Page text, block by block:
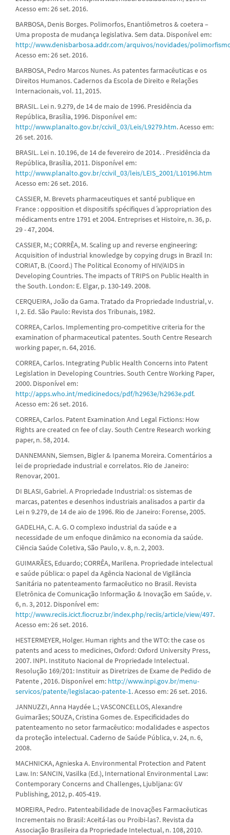
Acesso em: 26 set. 2016.
BARBOSA, Denis Borges. Polimorfos, Enantiômetros & coetera –
Uma proposta de mudança legislativa. Sem data. Disponível em:
http://www.denisbarbosa.addr.com/arquivos/novidades/
Acesso em: 26 set. 2016.
BARBOSA, Pedro Marcos Nunes. As patentes farmacêuticas e os
Direitos Humanos. Cadernos da Escola de Direito e Relações
Internacionais, vol. 11, 2015.
BRASIL. Lei n. 9.279, de 14 de maio de 1996. Presidência da
República, Brasília, 1996. Disponível em:
http://www.planalto.gov.br/ccivil_03/Leis/L9279.htm. Acesso em:
26 set. 2016.
BRASIL. Lei n. 10.196, de 14 de fevereiro de 2014. . Presidência da
República, Brasília, 2011. Disponível em:
http://www.planalto.gov.br/ccivil_03/leis/LEIS_2001/L10196.htm
Acesso em: 26 set. 2016.
CASSIER, M. Brevets pharmaceutiques et santé publique en
France : opposition et dispositifs spécifiques d ́appropriation des
médicaments entre 1791 et 2004. Entreprises et Histoire, n. 36, p.
29 - 47, 2004.
CASSIER, M.; CORRÊA, M. Scaling up and reverse engineering:
Acquisition of industrial knowledge by copying drugs in Brazil In:
CORIAT, B. (Coord.) The Political Economy of HIV/AIDS in
Developing Countries. The impacts of TRIPS on Public Health in
the South. London: E. Elgar, p. 130-149. 2008.
CERQUEIRA, João da Gama. Tratado da Propriedade Industrial, v.
I, 2. Ed. São Paulo: Revista dos Tribunais, 1982.
CORREA, Carlos. Implementing pro-competitive criteria for the
examination of pharmaceutical patentes. South Centre Research
working paper, n. 64, 2016.
CORREA, Carlos. Integrating Public Health Concerns into Patent
Legislation in Developing Countries. South Centre Working Paper,
2000. Disponível em:
http://apps.who.int/medicinedocs/pdf/h2963e/h2963e.pdf.
Acesso em: 26 set. 2016.
CORREA, Carlos. Patent Examination And Legal Fictions: How
Rights are created cn fee of clay. South Centre Research working
paper, n. 58, 2014.
DANNEMANN, Siemsen, Bigler & Ipanema Moreira. Comentários a
lei de propriedade industrial e correlatos. Rio de Janeiro:
Renovar, 2001.
DI BLASI, Gabriel. A Propriedade Industrial: os sistemas de
marcas, patentes e desenhos industriais analisados a partir da
Lei n 9.279, de 14 de aio de 1996. Rio de Janeiro: Forense, 2005.
GADELHA, C. A. G. O complexo industrial da saúde e a
necessidade de um enfoque dinâmico na economia da saúde.
Ciência Saúde Coletiva, São Paulo, v. 8, n. 2, 2003.
GUIMARÃES, Eduardo; CORRÊA, Marilena. Propriedade intelectual
e saúde pública: o papel da Agência Nacional de Vigilância
Sanitária no patenteamento farmacêutico no Brasil. Revista
Eletrônica de Comunicação Informação & Inovação em Saúde, v.
6, n. 3, 2012. Disponível em:
http://www.reciis.icict.fiocruz.br/index.php/reciis/article/view/497.
Acesso em: 26 set. 2016.
HESTERMEYER, Holger. Human rights and the WTO: the case os
patents and acess to medicines, Oxford: Oxford University Press,
2007. INPI. Instituto Nacional de Propriedade Intelectual.
Resolução 169/201: Instituir as Diretrizes de Exame de Pedido de
Patente , 2016. Disponível em: http://www.inpi.gov.br/menu-
servicos/patente/legislacao-patente-1. Acesso em: 26 set. 2016.
JANNUZZI, Anna Haydée L.; VASCONCELLOS, Alexandre
Guimarães; SOUZA, Cristina Gomes de. Especificidades do
patenteamento no setor farmacêutico: modalidades e aspectos
da proteção intelectual. Caderno de Saúde Pública, v. 24, n. 6,
2008.
MACHNICKA, Agnieska A. Environmental Protection and Patent
Law. In: SANCIN, Vasilka (Ed.), International Environmental Law:
Contemporary Concerns and Challenges, Ljubljana: GV
Publishing, 2012, p. 405-419.
MOREIRA, Pedro. Patenteabilidade de Inovações Farmacêuticas
Incrementais no Brasil: Aceitá-las ou Proibi-las?. Revista da
Associação Brasileira da Propriedade Intelectual, n. 108, 2010.